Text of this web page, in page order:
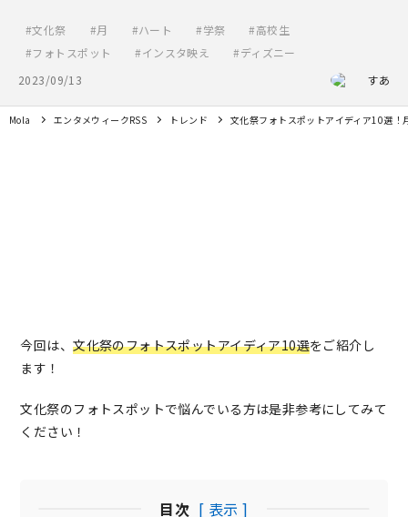
文化祭 月 ハート 学祭
高校生
フォトスポット
インスタ映え
ディズニー
2023/09/13
すあ
Mola エンタメウィークRSS トレンド 文化祭フォトスポットアイディア10選！
今回は、文化祭のフォトスポットアイディア10選をご紹介し
ます！
文化祭のフォトスポットで悩んでいる方は是非参考にしてみて
ください！
目次 [ 表示 ]